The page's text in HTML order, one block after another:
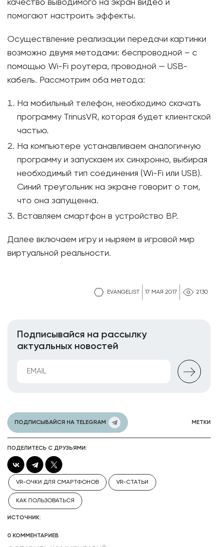
EVANGELIST 17 МАЯ 2017 2130
качество выводимого на экран видео и
помогают настроить эффекты.
Осуществление реализации передачи картинки
возможно двумя методами: беспроводной – с
помощью Wi-Fi роутера, проводной — USB-
кабель. Рассмотрим оба метода:
На мобильный телефон, необходимо скачать
программу TrinusVR, которая будет клиентской
частью.
На компьютере устанавливаем аналогичную
программу и запускаем их синхронно, выбирая
необходимый тип соединения (Wi-Fi или USB).
Синий треугольник на экране говорит о том,
что она запущенна.
Вставляем смартфон в устройство ВР.
Далее включаем игру и ныряем в игровой мир
виртуальной реальности.
Подписывайся на рассылку
актуальных новостей
ПОДПИСЫВАЙСЯ НА TELEGRAM МЕТКИ
ПОДЕЛИТЕСЬ С ДРУЗЬЯМИ:
VR-ОЧКИ ДЛЯ СМАРТФОНОВ VR-СТАТЬИ
КАК ПОЛЬЗОВАТЬСЯ
ИСТОЧНИК:
0 КОММЕНТАРИЕВ